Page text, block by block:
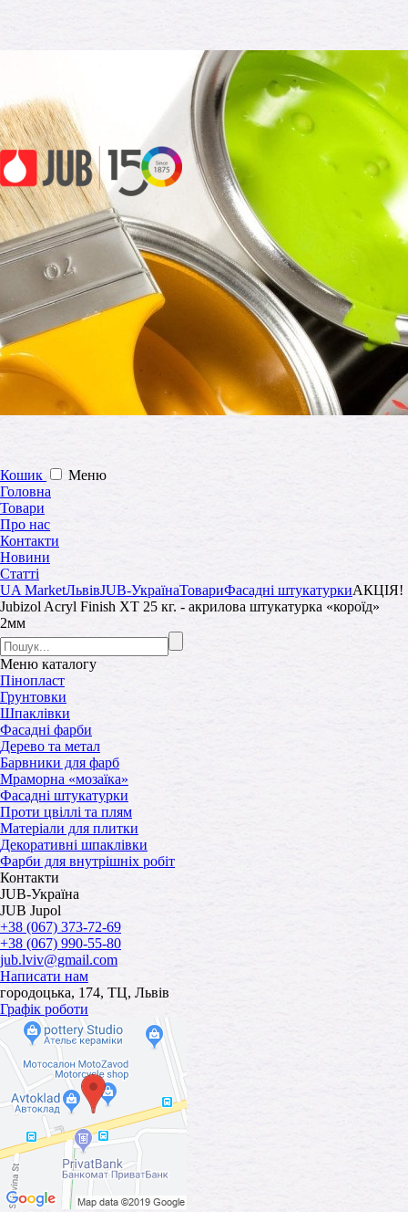
Кошик
Меню
Головна
Товари
Про нас
Контакти
Новини
Статті
UA MarketЛьвівJUB-УкраїнаТовариФасадні штукатуркиАКЦІЯ!
Jubizol Acryl Finish XT 25 кг. - акрилова штукатурка «короїд»
2мм
Меню каталогу
Пінопласт
Грунтовки
Шпаклівки
Фасадні фарби
Дерево та метал
Барвники для фарб
Мраморна «мозаїка»
Фасадні штукатурки
Проти цвіллі та плям
Матеріали для плитки
Декоративні шпаклівки
Фарби для внутрішніх робіт
Контакти
JUB-Україна
JUB Jupol
+38 (067) 373-72-69
+38 (067) 990-55-80
jub.lviv@gmail.com
Написати нам
городоцька, 174, ТЦ, Львів
Графік роботи